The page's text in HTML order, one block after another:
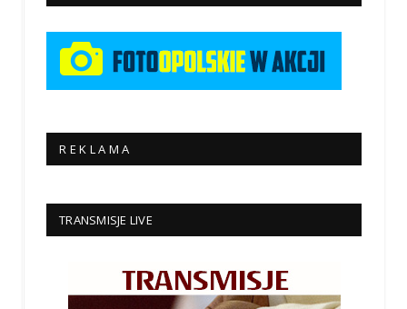
R E K L A M A
TRANSMISJE LIVE